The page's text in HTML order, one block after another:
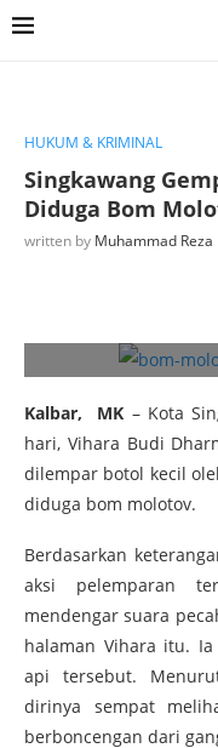
HUKUM & KRIMINAL
Singkawang
Diduga Bom
written by Muhammad Reza
Kalbar, MK – Kota
hari, Vihara Budi
dilempar botol kecil
diduga bom molotov.
Berdasarkan
aksi pelemparan
mendengar suara
halaman Vihara itu.
api tersebut.
dirinya sempat
berboncengan dari